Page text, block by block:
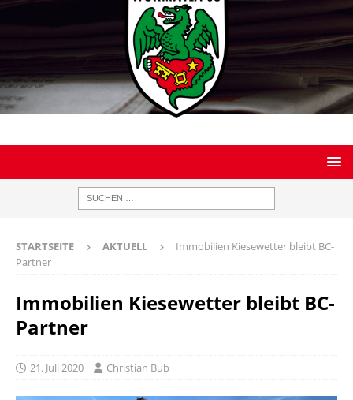
STARTSEITE AKTUELL
Immobilien Kiesewetter bleibt BC-
Partner
Immobilien Kiesewetter bleibt BC-
Partner
21. Juli 2020 Christian Bub